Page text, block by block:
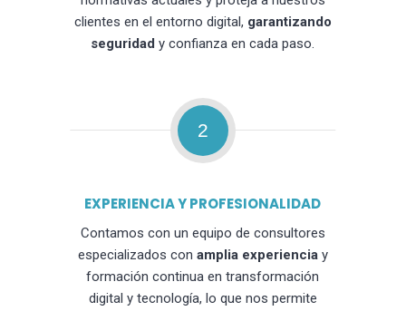
clientes en el entorno digital, garantizando
seguridad y confianza en cada paso.
2
EXPERIENCIA Y PROFESIONALIDAD
Contamos con un equipo de consultores
especializados con amplia experienciay
formación continua en transformación
digital y tecnología, lo que nos permite